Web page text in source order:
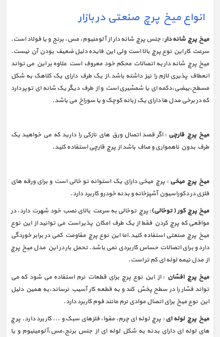
انواع میخ پرچ صنعتی در بازار
میخ پرچ شانه دار: جنس پرچ شانه دار از آلومنیوم، مس، برنج و یا فولاد است.
سرعت کار این نوع پرچ بالا است ولی این فایده دلیل ضعیف بودن آن نیست.
میخ پرچ شانه دار به اتصالات محکم خود معروف است علاوه بر این می تواند
انعطاف پذیری لازم را نیز داشته باشد.از یک طرف دارای یک کلاهک به شکل
مسطح،بیضی،دکمه ای یا شمشیری است و از طرف دیگر یک شانه ای توپر دارد
که در برخی مدل ها دارای یک زبانه کوچک و یا سوراخ می باشد.
میخ پرچ قارچی : اگر قصد اتصال ورق های نازکی را دارید که می خواهید یک
طرف بدون ناهمواری و صاف باشد از پرچ قارچی استفاده کنید.
میخ پرچ میخی : پرچ میخی دارای یک استوانه تو خالی است و برای ورقه های
فلزی در دکوراسیون آشپزخانه و بدنه خودرو کاربرد دارد.
میخ پرچ کور ( توخالی): پرچ توخالی به سرعت بالای نصب خود شهرت دارد. در
مواقعی که پرچ کردن فقط از یک طرف امکان پذیر است می توانید از این نوع
میخ پرچ صنعتی استفاده کنید.اما این نوع پرچ مقاومت کمی در برابر خوردگی
دارد و برای اتصالات حساس کاربردی نمی باشد. تحمل بار در این مدل میخ پرچ
از مدل نیمه لوله ای کم تر است.
میخ پرچ افشان : از این نوع پرچ برای قطعات نرم استفاده می شود که می
تواند فشار را در سطح پخش کند و به قطعه کار آسیب نرساند،به همین دلیل
این نوع میخ برای اتصال موادی نرم مانند فوم کاربرد دارد.
میخ پرچ لوله ای : پرچ لوله ای چرم، مقوا، فلزهای سبک و ... کاربرد دارد. پرچ
های لوله ای دارای بدنه به شکل لوله ای از جنس برنج،مس،آلومینیوم و یا